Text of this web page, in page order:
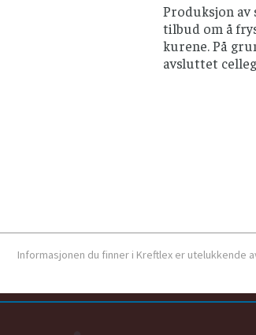
Produksjon av
tilbud om å
kurene. På
avsluttet
Informasjonen du finner i Kreftlex er